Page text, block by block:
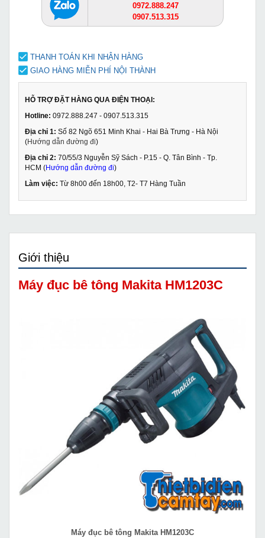
0972.888.247
0907.513.315
THANH TOÁN KHI NHẬN HÀNG
GIAO HÀNG MIỄN PHÍ NỘI THÀNH
HỖ TRỢ ĐẶT HÀNG QUA ĐIỆN THOẠI:
Hotline: 0972.888.247 - 0907.513.315
Địa chỉ 1: Số 82 Ngõ 651 Minh Khai - Hai Bà Trưng - Hà Nội
(Hướng dẫn đường đi)
Địa chỉ 2: 70/55/3 Nguyễn Sỹ Sách - P.15 - Q. Tân Bình - Tp.
HCM (Hướng dẫn đường đi)
Làm việc: Từ 8h00 đến 18h00, T2- T7 Hàng Tuần
Giới thiệu
Máy đục bê tông Makita HM1203C
Máy đục bê tông Makita HM1203C